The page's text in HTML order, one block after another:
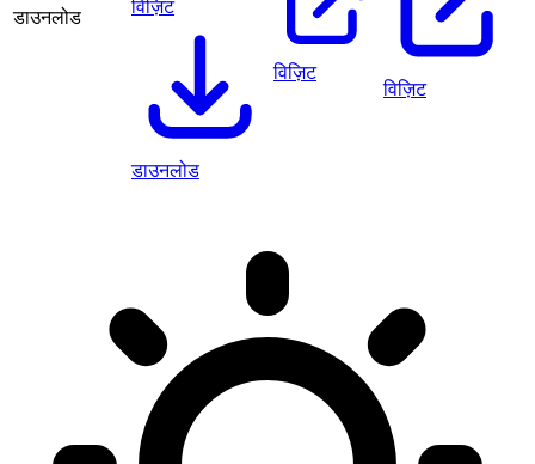
डाउनलोड
विज़िट
डाउनलोड
विज़िट
विज़िट